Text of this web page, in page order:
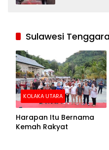
Sulawesi
KOLAKA UTARA
Harapan Itu Bernama
Kemah Rakyat